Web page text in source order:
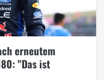
erneutem
"Das ist